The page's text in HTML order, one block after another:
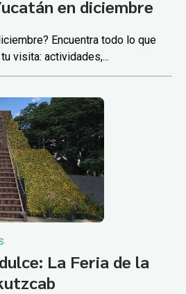
en diciembre
Encuentra todo lo que
visita: actividades,...
La Feria de la